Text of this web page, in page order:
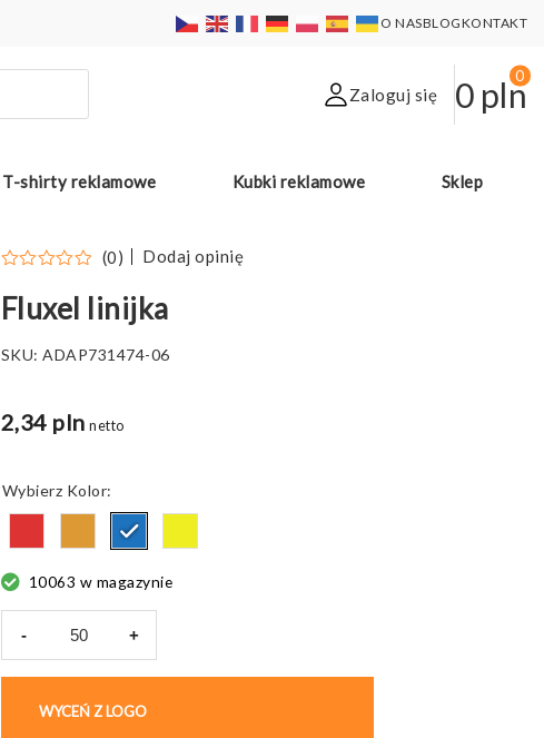
O NASBLOGKONTAKT
Zaloguj się 0 pln
0
T-shirty reklamowe Kubki reklamowe Sklep
(0) Dodaj opinię
Fluxel linijka
SKU:ADAP731474-06
2,34 pln netto
Kolor
10063 w magazynie
- +
WYCEŃ Z LOGO